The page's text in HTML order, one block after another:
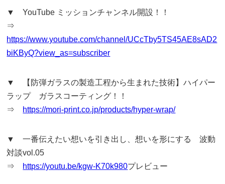
▼ YouTube ミッションチャンネル開設！！
⇒
https://www.youtube.com/channel/UCcTby5TS45AE8sAD2
biKByQ?view_as=subscriber
▼ 【防弾ガラスの製造工程から生まれた技術】ハイパー
ラップ ガラスコーティング！！
⇒ https://mori-print.co.jp/products/hyper-wrap/
▼ 一番伝えたい想いを引き出し、想いを形にする 波動
対談vol.05
⇒ https://youtu.be/kgw-K70k980プレビュー